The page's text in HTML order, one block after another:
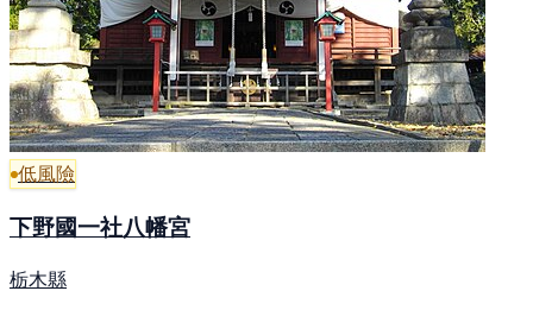
低風險
下野國一社八幡宮
栃木縣